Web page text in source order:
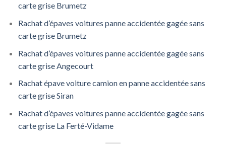
carte grise Brumetz
Rachat d’épaves voitures panne accidentée gagée sans
carte grise Brumetz
Rachat d’épaves voitures panne accidentée gagée sans
carte grise Angecourt
Rachat épave voiture camion en panne accidentée sans
carte grise Siran
Rachat d’épaves voitures panne accidentée gagée sans
carte grise La Ferté-Vidame